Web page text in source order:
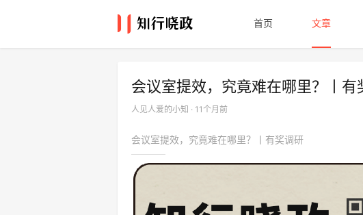
首页 文章
会议室提效，究竟难在哪里？丨有
人见人爱的小知 · 11个月前
会议室提效，究竟难在哪里？丨有奖调研